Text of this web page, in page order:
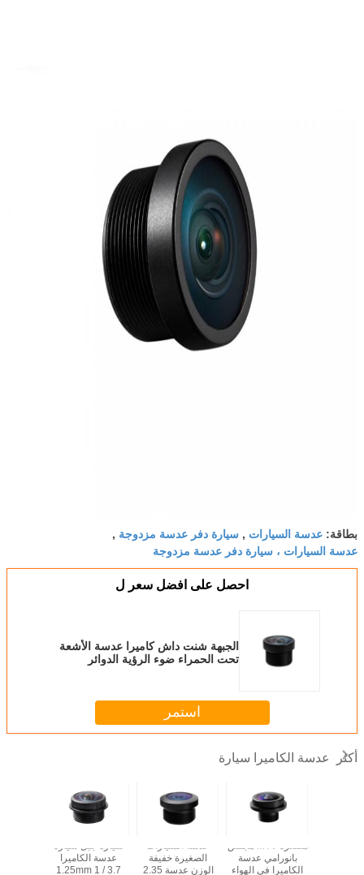
بطاقة: عدسة السيارات , سيارة دفر عدسة مزدوجة ,
عدسة السيارات ، سيارة دفر عدسة مزدوجة
احصل على افضل سعر ل
الجبهة شنت داش كاميرا عدسة الأشعة
تحت الحمراء ضوء الرؤية الدوائر
استمر
أكثر عدسة الكاميرا سيارة
سيارة جبل سيارة
عدسة الكاميرا
1.25mm 1 / 3.7
عدسة السيارات
الصغيرة خفيفة
الوزن عدسة 2.35
مصغرة MTV مجلس
بانورامي عدسة
الكاميرا في الهواء